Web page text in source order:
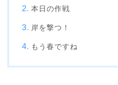
本日の作戦
岸を撃つ！
もう春ですね